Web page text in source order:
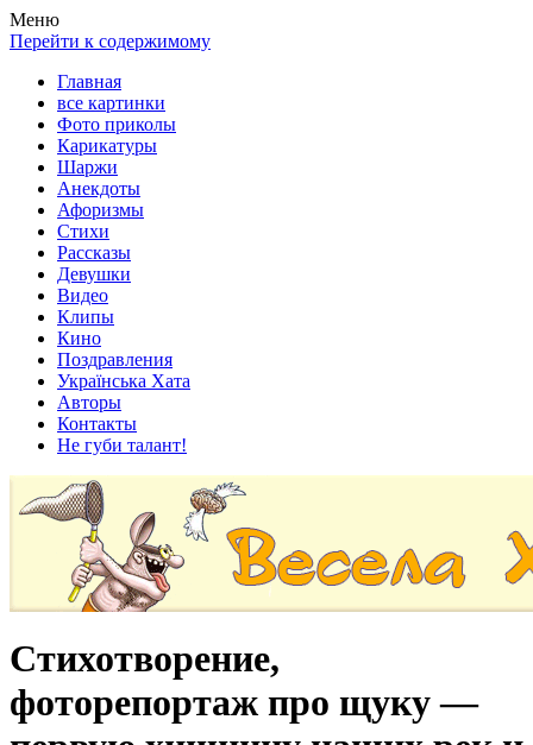
Весела хата — прикольные картинки, смешные истории,
клипы!
Покажем всем ваши фото приколы, карикатуры, шаржи, стихи,
рассказы, видео и песни!
Меню
Перейти к содержимому
Главная
все картинки
Фото приколы
Карикатуры
Шаржи
Анекдоты
Афоризмы
Стихи
Рассказы
Девушки
Видео
Клипы
Кино
Поздравления
Українська Хата
Авторы
Контакты
Не губи талант!
Стихотворение,
фоторепортаж про щуку —